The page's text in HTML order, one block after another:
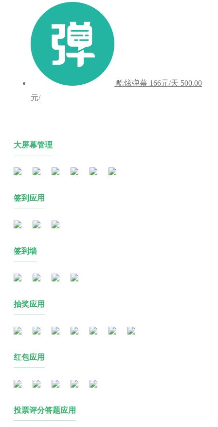
酷炫弹幕 166元/天 500.00
元/
大屏幕管理
签到应用
签到墙
抽奖应用
红包应用
投票评分答题应用